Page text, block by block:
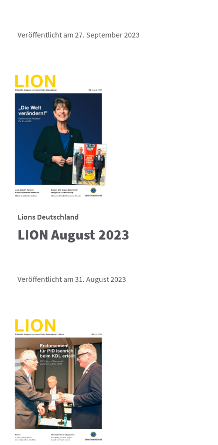
Veröffentlicht am 27. September 2023
Lions Deutschland
LION August 2023
Veröffentlicht am 31. August 2023